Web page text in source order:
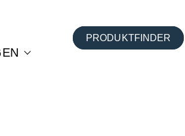
for LÖSUNGEN
Show submenu for
PRODUKTFINDER